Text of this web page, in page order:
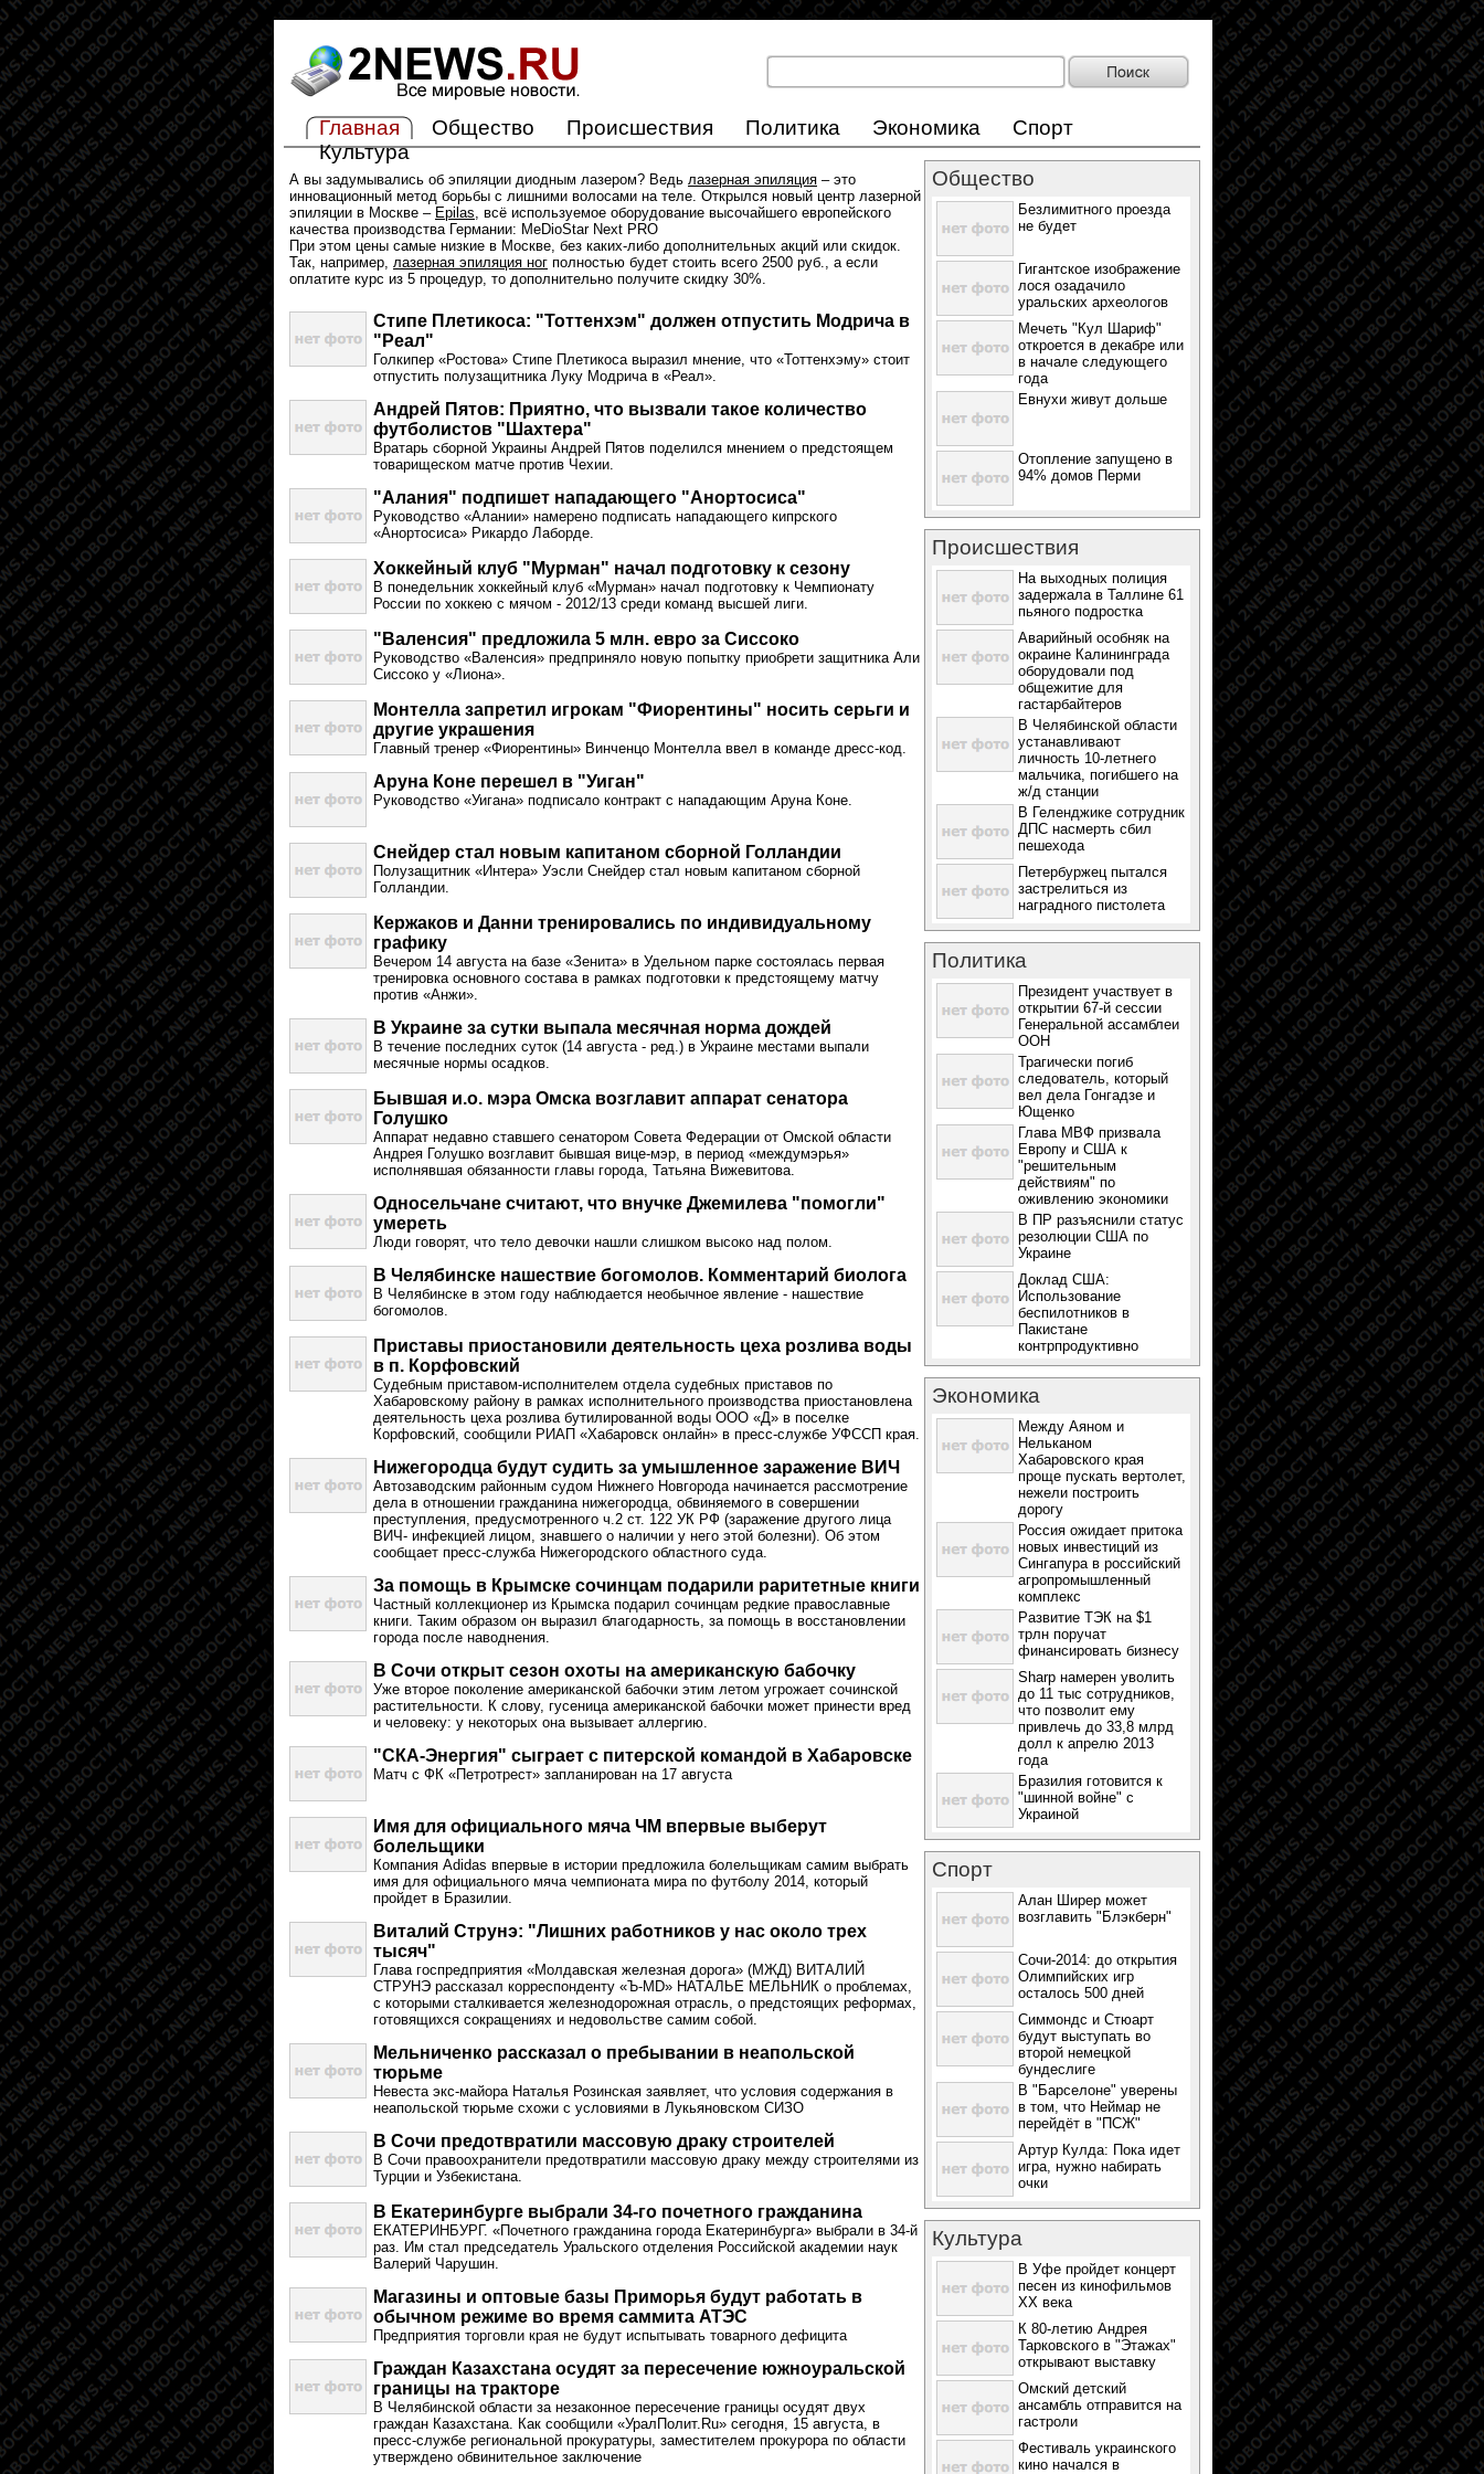
Главная Общество Происшествия Политика Экономика
Спорт
Культура
А вы задумывались об эпиляции диодным лазером? Ведь лазерная эпиляция – это
инновационный метод борьбы с лишними волосами на теле. Открылся новый центр лазерной
эпиляции в Москве – Epilas, всё используемое оборудование высочайшего европейского
качества производства Германии: MeDioStar Next PRO
При этом цены самые низкие в Москве, без каких-либо дополнительных акций или скидок.
Так, например, лазерная эпиляция ног полностью будет стоить всего 2500 руб., а если
оплатите курс из 5 процедур, то дополнительно получите скидку 30%.
Стипе Плетикоса: "Тоттенхэм" должен отпустить Модрича в
"Реал"
Голкипер «Ростова» Стипе Плетикоса выразил мнение, что «Тоттенхэму» стоит
отпустить полузащитника Луку Модрича в «Реал».
Андрей Пятов: Приятно, что вызвали такое количество
футболистов "Шахтера"
Вратарь сборной Украины Андрей Пятов поделился мнением о предстоящем
товарищеском матче против Чехии.
"Алания" подпишет нападающего "Анортосиса"
Руководство «Алании» намерено подписать нападающего кипрского
«Анортосиса» Рикардо Лаборде.
Хоккейный клуб "Мурман" начал подготовку к сезону
В понедельник хоккейный клуб «Мурман» начал подготовку к Чемпионату
России по хоккею с мячом - 2012/13 среди команд высшей лиги.
"Валенсия" предложила 5 млн. евро за Сиссоко
Руководство «Валенсия» предприняло новую попытку приобрети защитника Али
Сиссоко у «Лиона».
Монтелла запретил игрокам "Фиорентины" носить серьги и
другие украшения
Главный тренер «Фиорентины» Винченцо Монтелла ввел в команде дресс-код.
Аруна Коне перешел в "Уиган"
Руководство «Уигана» подписало контракт с нападающим Аруна Коне.
Снейдер стал новым капитаном сборной Голландии
Полузащитник «Интера» Уэсли Снейдер стал новым капитаном сборной
Голландии.
Кержаков и Данни тренировались по индивидуальному
графику
Вечером 14 августа на базе «Зенита» в Удельном парке состоялась первая
тренировка основного состава в рамках подготовки к предстоящему матчу
против «Анжи».
В Украине за сутки выпала месячная норма дождей
В течение последних суток (14 августа - ред.) в Украине местами выпали
месячные нормы осадков.
Бывшая и.о. мэра Омска возглавит аппарат сенатора
Голушко
Аппарат недавно ставшего сенатором Совета Федерации от Омской области
Андрея Голушко возглавит бывшая вице-мэр, в период «междумэрья»
исполнявшая обязанности главы города, Татьяна Вижевитова.
Односельчане считают, что внучке Джемилева "помогли"
умереть
Люди говорят, что тело девочки нашли слишком высоко над полом.
В Челябинске нашествие богомолов. Комментарий биолога
В Челябинске в этом году наблюдается необычное явление - нашествие
богомолов.
Приставы приостановили деятельность цеха розлива воды
в п. Корфовский
Судебным приставом-исполнителем отдела судебных приставов по
Хабаровскому району в рамках исполнительного производства приостановлена
деятельность цеха розлива бутилированной воды ООО «Д» в поселке
Корфовский, сообщили РИАП «Хабаровск онлайн» в пресс-службе УФССП края.
Нижегородца будут судить за умышленное заражение ВИЧ
Автозаводским районным судом Нижнего Новгорода начинается рассмотрение
дела в отношении гражданина нижегородца, обвиняемого в совершении
преступления, предусмотренного ч.2 ст. 122 УК РФ (заражение другого лица
ВИЧ- инфекцией лицом, знавшего о наличии у него этой болезни). Об этом
сообщает пресс-служба Нижегородского областного суда.
За помощь в Крымске сочинцам подарили раритетные книги
Частный коллекционер из Крымска подарил сочинцам редкие православные
книги. Таким образом он выразил благодарность, за помощь в восстановлении
города после наводнения.
В Сочи открыт сезон охоты на американскую бабочку
Уже второе поколение американской бабочки этим летом угрожает сочинской
растительности. К слову, гусеница американской бабочки может принести вред
и человеку: у некоторых она вызывает аллергию.
"СКА-Энергия" сыграет с питерской командой в Хабаровске
Матч с ФК «Петротрест» запланирован на 17 августа
Имя для официального мяча ЧМ впервые выберут
болельщики
Компания Adidas впервые в истории предложила болельщикам самим выбрать
имя для официального мяча чемпионата мира по футболу 2014, который
пройдет в Бразилии.
Виталий Струнэ: "Лишних работников у нас около трех
тысяч"
Глава госпредприятия «Молдавская железная дорога» (МЖД) ВИТАЛИЙ
СТРУНЭ рассказал корреспонденту «Ъ-MD» НАТАЛЬЕ МЕЛЬНИК о проблемах,
с которыми сталкивается железнодорожная отрасль, о предстоящих реформах,
готовящихся сокращениях и недовольстве самим собой.
Мельниченко рассказал о пребывании в неапольской
тюрьме
Невеста экс-майора Наталья Розинская заявляет, что условия содержания в
неапольской тюрьме схожи с условиями в Лукьяновском СИЗО
В Сочи предотвратили массовую драку строителей
В Сочи правоохранители предотвратили массовую драку между строителями из
Турции и Узбекистана.
В Екатеринбурге выбрали 34-го почетного гражданина
ЕКАТЕРИНБУРГ. «Почетного гражданина города Екатеринбурга» выбрали в 34-й
раз. Им стал председатель Уральского отделения Российской академии наук
Валерий Чарушин.
Магазины и оптовые базы Приморья будут работать в
обычном режиме во время саммита АТЭС
Предприятия торговли края не будут испытывать товарного дефицита
Граждан Казахстана осудят за пересечение южноуральской
границы на тракторе
В Челябинской области за незаконное пересечение границы осудят двух
граждан Казахстана. Как сообщили «УралПолит.Ru» сегодня, 15 августа, в
пресс-службе региональной прокуратуры, заместителем прокурора по области
утверждено обвинительное заключение
Общество
Безлимитного проезда
не будет
Гигантское изображение
лося озадачило
уральских археологов
Мечеть "Кул Шариф"
откроется в декабре или
в начале следующего
года
Евнухи живут дольше
Отопление запущено в
94% домов Перми
Происшествия
На выходных полиция
задержала в Таллине 61
пьяного подростка
Аварийный особняк на
окраине Калининграда
оборудовали под
общежитие для
гастарбайтеров
В Челябинской области
устанавливают
личность 10-летнего
мальчика, погибшего на
ж/д станции
В Геленджике сотрудник
ДПС насмерть сбил
пешехода
Петербуржец пытался
застрелиться из
наградного пистолета
Политика
Президент участвует в
открытии 67-й сессии
Генеральной ассамблеи
ООН
Трагически погиб
следователь, который
вел дела Гонгадзе и
Ющенко
Глава МВФ призвала
Европу и США к
"решительным
действиям" по
оживлению экономики
В ПР разъяснили статус
резолюции США по
Украине
Доклад США:
Использование
беспилотников в
Пакистане
контрпродуктивно
Экономика
Между Аяном и
Нельканом
Хабаровского края
проще пускать вертолет,
нежели построить
дорогу
Россия ожидает притока
новых инвестиций из
Сингапура в российский
агропромышленный
комплекс
Развитие ТЭК на $1
трлн поручат
финансировать бизнесу
Sharp намерен уволить
до 11 тыс сотрудников,
что позволит ему
привлечь до 33,8 млрд
долл к апрелю 2013
года
Бразилия готовится к
"шинной войне" с
Украиной
Спорт
Алан Ширер может
возглавить "Блэкберн"
Сочи-2014: до открытия
Олимпийских игр
осталось 500 дней
Симмондс и Стюарт
будут выступать во
второй немецкой
бундеслиге
В "Барселоне" уверены
в том, что Неймар не
перейдёт в "ПСЖ"
Артур Кулда: Пока идет
игра, нужно набирать
очки
Культура
В Уфе пройдет концерт
песен из кинофильмов
ХХ века
К 80-летию Андрея
Тарковского в "Этажах"
открывают выставку
Омский детский
ансамбль отправится на
гастроли
Фестиваль украинского
кино начался в